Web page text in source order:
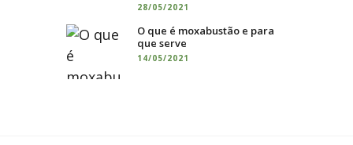
28/05/2021
O que é moxabustão e para
que serve
14/05/2021